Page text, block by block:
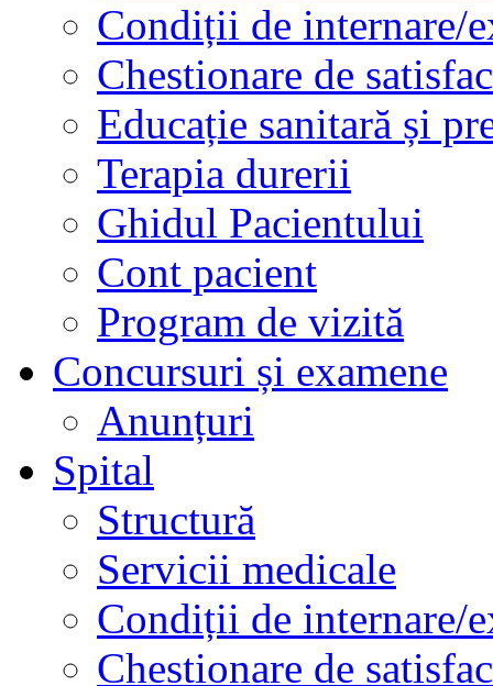
Condiții de internare/
Chestionare de
Educație sanitară și
Terapia durerii
Ghidul Pacientului
Cont pacient
Program de vizită
Concursuri și examene
Anunțuri
Spital
Structură
Servicii medicale
Condiții de internare/
Chestionare de